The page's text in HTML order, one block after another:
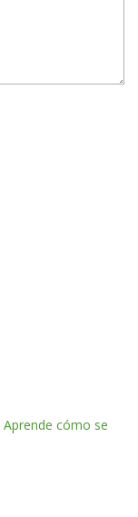
Aprende cómo se